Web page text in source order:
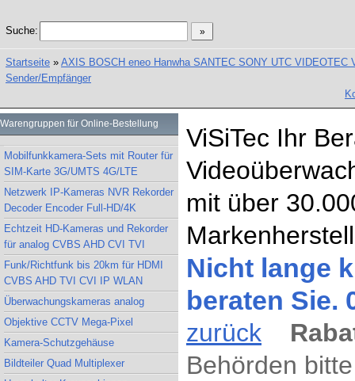
Suche:
Startseite » AXIS BOSCH eneo Hanwha SANTEC SONY UTC VIDEOTEC
Sender/Empfänger
Warengruppen für Online-Bestellung
Mobilfunkkamera-Sets mit Router für
SIM-Karte 3G/UMTS 4G/LTE
Netzwerk IP-Kameras NVR Rekorder
Decoder Encoder Full-HD/4K
Echtzeit HD-Kameras und Rekorder
für analog CVBS AHD CVI TVI
Funk/Richtfunk bis 20km für HDMI
CVBS AHD TVI CVI IP WLAN
Überwachungskameras analog
Objektive CCTV Mega-Pixel
Kamera-Schutzgehäuse
Bildteiler Quad Multiplexer
ViSiTec Ihr
mit über
Nicht lange
beraten Sie.
zurück
Behörden